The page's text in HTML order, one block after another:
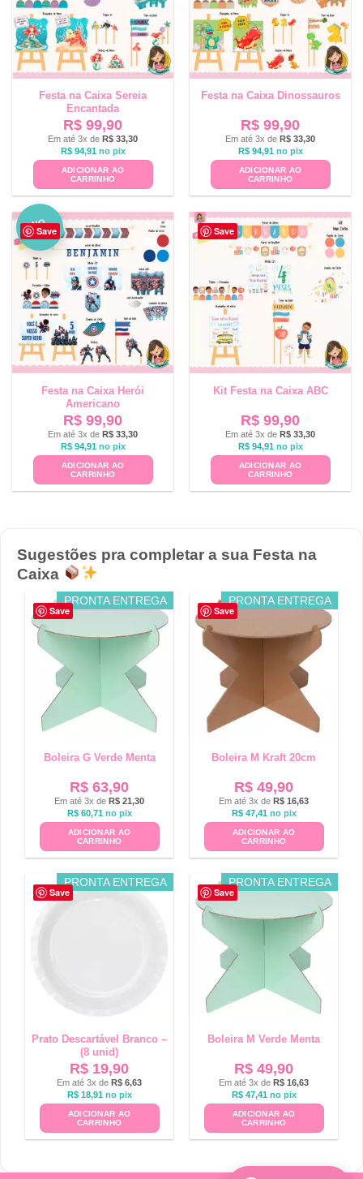
Festa na Caixa Sereia
Encantada
R$ 99,90
Em até 3x de R$ 33,30
R$94,91 no pix
ADICIONAR AO
CARRINHO
Festa na Caixa Dinossauros
R$ 99,90
Em até 3x de R$ 33,30
R$94,91 no pix
ADICIONAR AO
CARRINHO
Save
NO
VO
Festa na Caixa Herói
Americano
R$ 99,90
Em até 3x de R$ 33,30
R$94,91 no pix
ADICIONAR AO
CARRINHO
Save
Kit Festa na Caixa ABC
R$ 99,90
Em até 3x de R$ 33,30
R$94,91 no pix
ADICIONAR AO
CARRINHO
Sugestões pra completar a sua Festa na
Caixa
Save
PRONTA ENTREGA
Boleira G Verde Menta
R$ 63,90
Em até 3x de R$ 21,30
R$60,71 no pix
ADICIONAR AO
CARRINHO
Save
PRONTA ENTREGA
Boleira M Kraft 20cm
R$ 49,90
Em até 3x de R$ 16,63
R$47,41 no pix
ADICIONAR AO
CARRINHO
Save
PRONTA ENTREGA
Prato Descartável Branco –
(8 unid)
R$ 19,90
Em até 3x de R$ 6,63
R$18,91 no pix
ADICIONAR AO
CARRINHO
Save
PRONTA ENTREGA
Boleira M Verde Menta
R$ 49,90
Em até 3x de R$ 16,63
R$47,41 no pix
ADICIONAR AO
CARRINHO